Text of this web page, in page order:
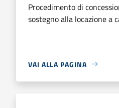
Procedimento di
sostegno alla locazione a
VAI ALLA PAGINA